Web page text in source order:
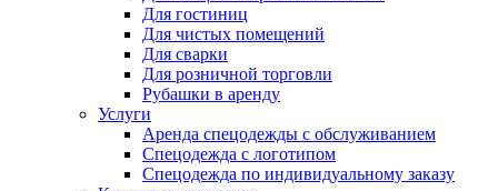
Для гостиниц
Для чистых помещений
Для сварки
Для розничной торговли
Рубашки в аренду
Услуги
Аренда спецодежды с обслуживанием
Спецодежда с логотипом
Спецодежда по индивидуальному заказу